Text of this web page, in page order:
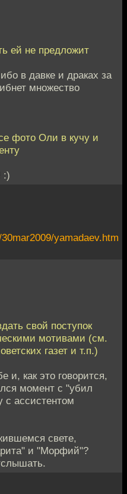
ей не предложит
в давке и драках за
множество
фото Оли в кучу и
:)
yamadaev.htm
свой поступок
мотивами (см.
газет и т.п.)
и, как это говорится,
момент с "убил
с ассистентом
свете,
и "Морфий"?